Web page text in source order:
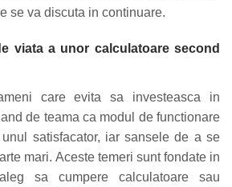
se va discuta in continuare.
viata a unor calculatoare second
care evita sa investeasca in
de teama ca modul de functionare
satisfacator, iar sansele de a se
mari. Aceste temeri sunt fondate in
sa cumpere calculatoare sau